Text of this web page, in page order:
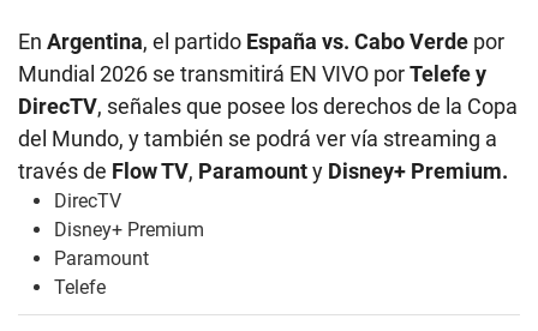
En Argentina, el partido España vs. Cabo Verde por
Mundial 2026 se transmitirá EN VIVO porTelefey
DirecTV, señales que posee los derechos de la Copa
del Mundo, y también se podrá ver vía streaming a
través de Flow TV, Paramounty Disney+ Premium.
DirecTV
Disney+ Premium
Paramount
Telefe